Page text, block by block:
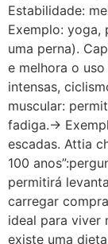
Estabilidade:
Exemplo: yoga,
uma perna).
e melhora o
intensas,
muscular:
fadiga.→
escadas. Attia
100
permitirá
carregar
ideal para viver
existe uma